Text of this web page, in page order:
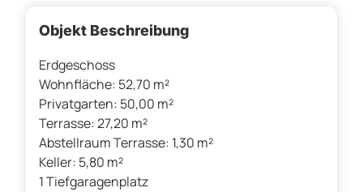
Objekt Beschreibung
Erdgeschoss
Wohnfläche: 52,70 m²
Privatgarten: 50,00 m²
Terrasse: 27,20 m²
Abstellraum Terrasse: 1,30 m²
Keller: 5,80 m²
1 Tiefgaragenplatz